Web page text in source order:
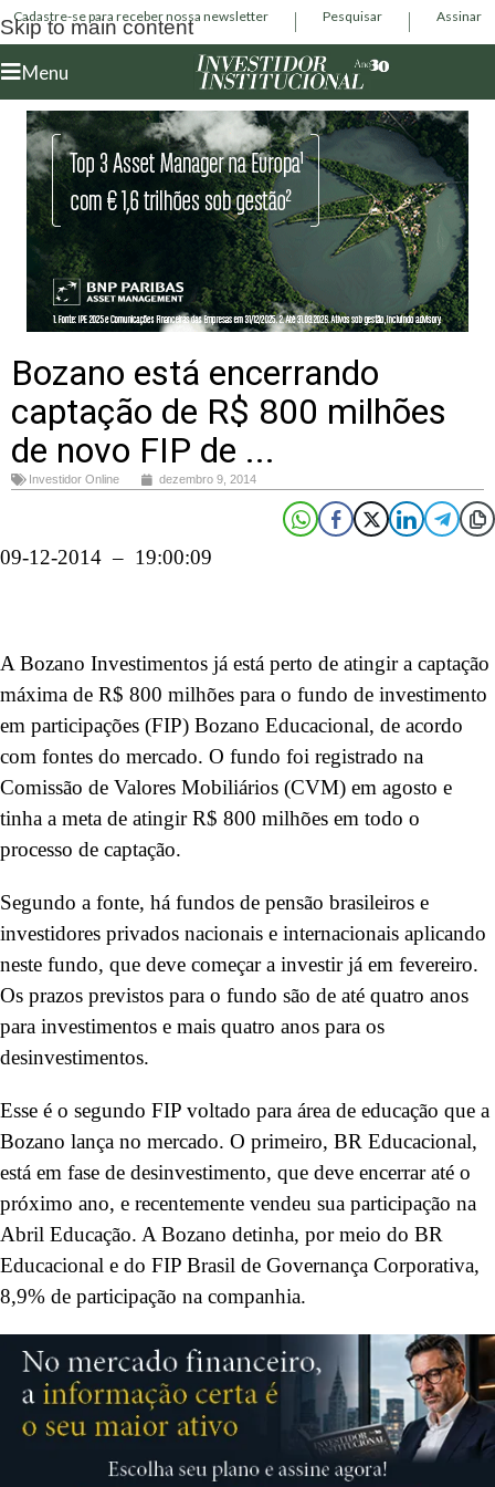
Skip to main content
Cadastre-se para receber nossa newsletter Pesquisar Assinar
Menu
Bozano está encerrando
captação de R$ 800 milhões
de novo FIP de ...
Investidor Online dezembro 9, 2014
09-12-2014 – 19:00:09
A Bozano Investimentos já está perto de atingir a captação
máxima de R$ 800 milhões para o fundo de investimento
em participações (FIP) Bozano Educacional, de acordo
com fontes do mercado. O fundo foi registrado na
Comissão de Valores Mobiliários (CVM) em agosto e
tinha a meta de atingir R$ 800 milhões em todo o
processo de captação.
Segundo a fonte, há fundos de pensão brasileiros e
investidores privados nacionais e internacionais aplicando
neste fundo, que deve começar a investir já em fevereiro.
Os prazos previstos para o fundo são de até quatro anos
para investimentos e mais quatro anos para os
desinvestimentos.
Esse é o segundo FIP voltado para área de educação que a
Bozano lança no mercado. O primeiro, BR Educacional,
está em fase de desinvestimento, que deve encerrar até o
próximo ano, e recentemente vendeu sua participação na
Abril Educação. A Bozano detinha, por meio do BR
Educacional e do FIP Brasil de Governança Corporativa,
8,9% de participação na companhia.